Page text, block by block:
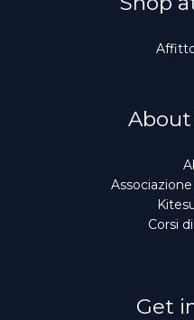
About
Corsi
Get